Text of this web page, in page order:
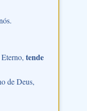
tende
de Deus,